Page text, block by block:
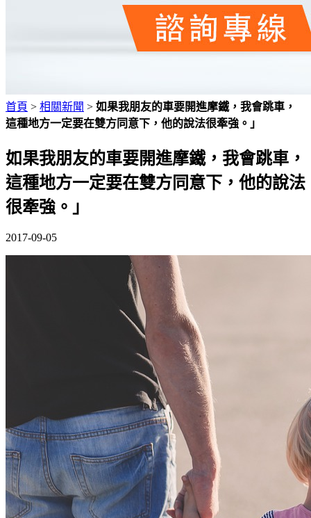
首頁 > 相關新聞 > 如果我朋友的車要開進摩鐵，我會跳車，
這種地方一定要在雙方同意下，他的說法很牽強。」
如果我朋友的車要開進摩鐵，我會跳車，
這種地方一定要在雙方同意下，他的說法
很牽強。」
2017-09-05